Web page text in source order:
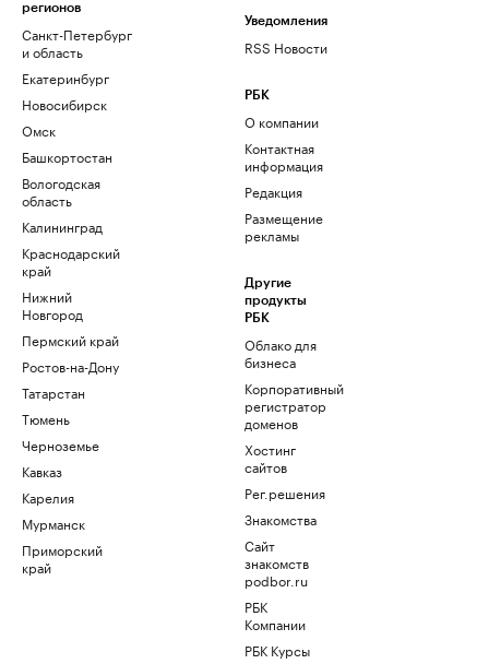
регионов
Санкт-Петербург
и область
Екатеринбург
Новосибирск
Омск
Башкортостан
Вологодская
область
Калининград
Краснодарский
край
Нижний
Новгород
Пермский край
Ростов-на-Дону
Татарстан
Тюмень
Черноземье
Кавказ
Карелия
Мурманск
Приморский
край
Уведомления
RSS Новости
РБК
О компании
Контактная
информация
Редакция
Размещение
рекламы
Другие
продукты
РБК
Облако для
бизнеса
Корпоративный
регистратор
доменов
Хостинг
сайтов
Рег.решения
Знакомства
Сайт
знакомств
podbor.ru
РБК
Компании
РБК Курсы